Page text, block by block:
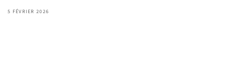
5 FÉVRIER 2026